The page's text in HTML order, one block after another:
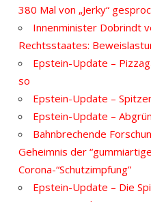
380 Mal von „Jerky“
Innenminister Dobrindt
Rechtsstaates:
Epstein-Update –
so
Epstein-Update –
Epstein-Update –
Bahnbrechende
Geheimnis der
Corona-“Schutzimpfung”
Epstein-Update – Die